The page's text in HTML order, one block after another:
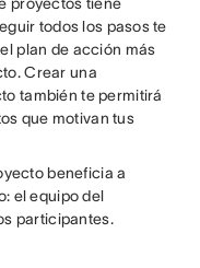
todos los pasos te
plan de acción más
Crear una
también te permitirá
que motivan tus
beneficia a
el equipo del
participantes.